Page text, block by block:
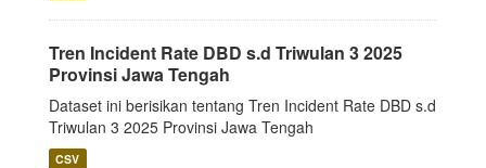
Tren Incident Rate DBD s.d Triwulan 3 2025
Provinsi Jawa Tengah
Dataset ini berisikan tentang Tren Incident Rate DBD s.d
Triwulan 3 2025 Provinsi Jawa Tengah
CSV